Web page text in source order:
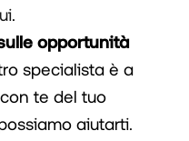
opportunità
specialista è a
te del tuo
aiutarti.